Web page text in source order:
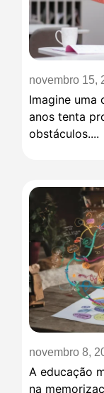
novembro 15,
Imagine uma
anos tenta
obstáculos....
novembro 8,
A educação
na